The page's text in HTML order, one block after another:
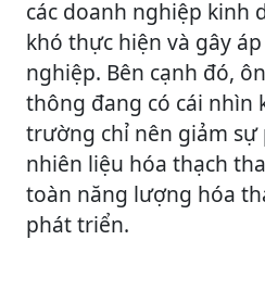
các doanh nghiệp kinh
khó thực hiện và gây
nghiệp. Bên cạnh đó,
thông đang có cái nhìn
trường chỉ nên giảm sự
nhiên liệu hóa thạch
toàn năng lượng hóa
phát triển.